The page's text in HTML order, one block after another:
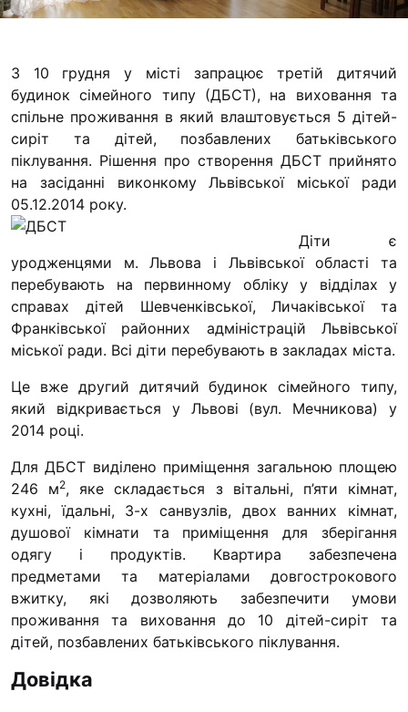
Чемпіонат з
Як допомогти
Ми помолимося
Підтримати
Юричко
“#Усинови_ТИ”
Законодавство
Освіта
(096) 749 79 80
procopecj@gmail.com
З 10 грудня у місті запрацює третій дитячий
будинок сімейного типу (ДБСТ), на виховання та
спільне проживання в який влаштовується 5 дітей-
сиріт та дітей, позбавлених батьківського
піклування. Рішення про створення ДБСТ прийнято
на засіданні виконкому Львівської міської ради
05.12.2014 року.
Діти є
уродженцями м. Львова і Львівської області та
перебувають на первинному обліку у відділах у
справах дітей Шевченківської, Личаківської та
Франківської районних адміністрацій Львівської
міської ради. Всі діти перебувають в закладах міста.
Це вже другий дитячий будинок сімейного типу,
який відкривається у Львові (вул. Мечникова) у
2014 році.
Для ДБСТ виділено приміщення загальною площею
246 м2, яке складається з вітальні, п’яти кімнат,
кухні, їдальні, 3-х санвузлів, двох ванних кімнат,
душової кімнати та приміщення для зберігання
одягу і продуктів. Квартира забезпечена
предметами та матеріалами довгострокового
вжитку, які дозволяють забезпечити умови
проживання та виховання до 10 дітей-сиріт та
дітей, позбавлених батьківського піклування.
Довідка